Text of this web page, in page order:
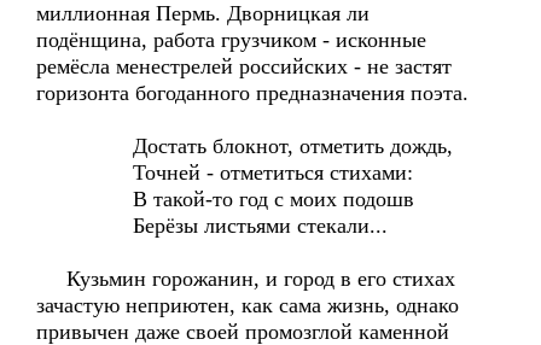
миллионная Пермь. Дворницкая ли
подёнщина, работа грузчиком - исконные
ремёсла менестрелей российских - не застят
горизонта богоданного предназначения поэта.
Достать блокнот, отметить дождь,
Точней - отметиться стихами:
В такой-то год с моих подошв
Берёзы листьями стекали...
Кузьмин горожанин, и город в его стихах
зачастую неприютен, как сама жизнь, однако
привычен даже своей промозглой каменной